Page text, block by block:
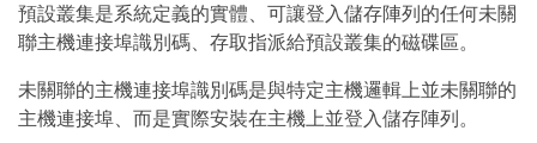
預設叢集是系統定義的實體、可讓登入儲存陣列的任何未關
聯主機連接埠識別碼、存取指派給預設叢集的磁碟區。
未關聯的主機連接埠識別碼是與特定主機邏輯上並未關聯的
主機連接埠、而是實際安裝在主機上並登入儲存陣列。